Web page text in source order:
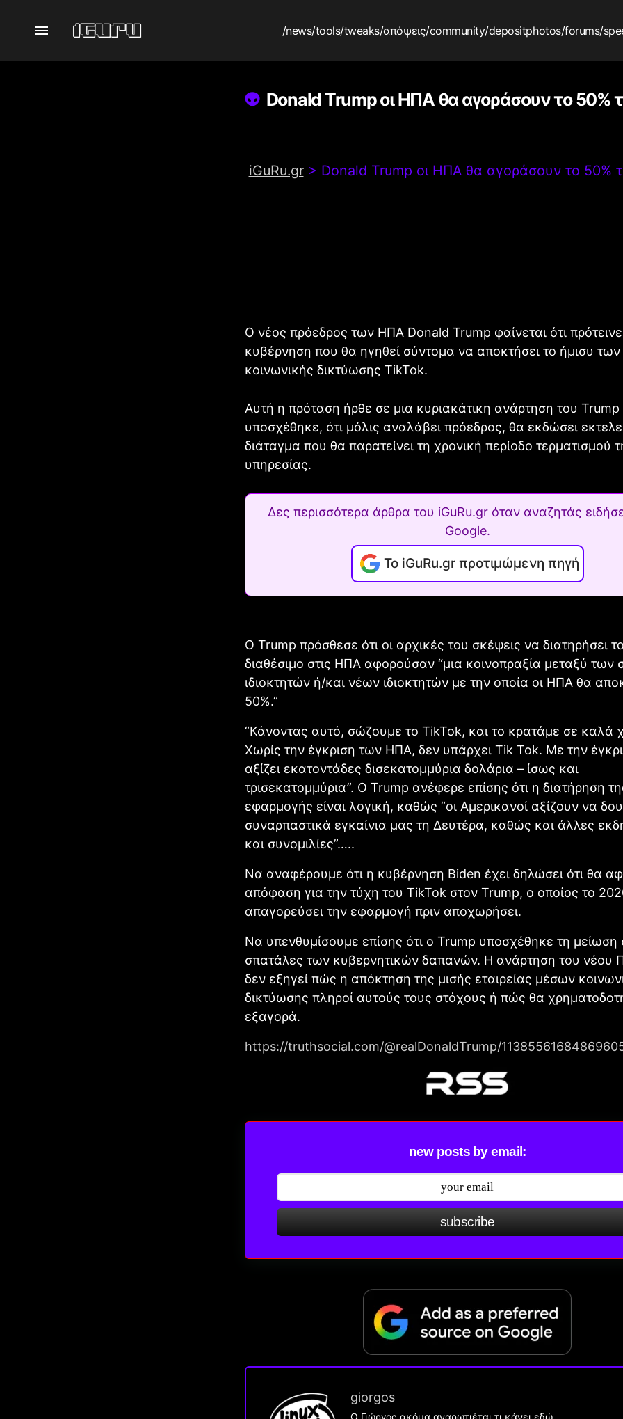
/news/tools/tweaks/απόψεις/community/depositphotos/forums/
Donald Trump οι ΗΠΑ θα αγοράσουν το 50%
iGuRu.gr> Donald Trump οι ΗΠΑ θα αγοράσουν το 50%
Ο νέος πρόεδρος των ΗΠΑ Donald Trump φαίνεται ότι
κυβέρνηση που θα ηγηθεί σύντομα να αποκτήσει το ήμισυ
κοινωνικής δικτύωσης TikTok.
Αυτή η πρόταση ήρθε σε μια κυριακάτικη ανάρτηση του Trump
υποσχέθηκε, ότι μόλις αναλάβει πρόεδρος, θα εκδώσει
διάταγμα που θα παρατείνει τη χρονική περίοδο τερματισμού
υπηρεσίας.
Δες περισσότερα άρθρα του iGuRu.gr όταν αναζητάς
Google.
Το iGuRu.gr προτιμώμενη πηγή
Ο Trump πρόσθεσε ότι οι αρχικές του σκέψεις να διατηρήσει
διαθέσιμο στις ΗΠΑ αφορούσαν “μια κοινοπραξία μεταξύ των
ιδιοκτητών ή/και νέων ιδιοκτητών με την οποία οι ΗΠΑ θα
50%.”
“Κάνοντας αυτό, σώζουμε το TikTok, και το κρατάμε σε καλά
Χωρίς την έγκριση των ΗΠΑ, δεν υπάρχει Tik Tok. Με την
αξίζει εκατοντάδες δισεκατομμύρια δολάρια – ίσως και
τρισεκατομμύρια”. Ο Trump ανέφερε επίσης ότι η διατήρηση
εφαρμογής είναι λογική, καθώς “οι Αμερικανοί αξίζουν να
συναρπαστικά εγκαίνια μας τη Δευτέρα, καθώς και άλλες
και συνομιλίες”…..
Να αναφέρουμε ότι η κυβέρνηση Biden έχει δηλώσει ότι θα
απόφαση για την τύχη του TikTok στον Trump, ο οποίος το
απαγορεύσει την εφαρμογή πριν αποχωρήσει.
Να υπενθυμίσουμε επίσης ότι ο Trump υποσχέθηκε τη μείωση
σπατάλες των κυβερνητικών δαπανών. Η ανάρτηση του νέου
δεν εξηγεί πώς η απόκτηση της μισής εταιρείας μέσων
δικτύωσης πληροί αυτούς τους στόχους ή πώς θα
εξαγορά.
https://truthsocial.com/@realDonaldTrump/
new posts by email:
subscribe
giorgos